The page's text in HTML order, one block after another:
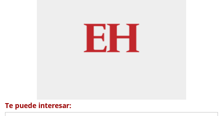
Te puede interesar: